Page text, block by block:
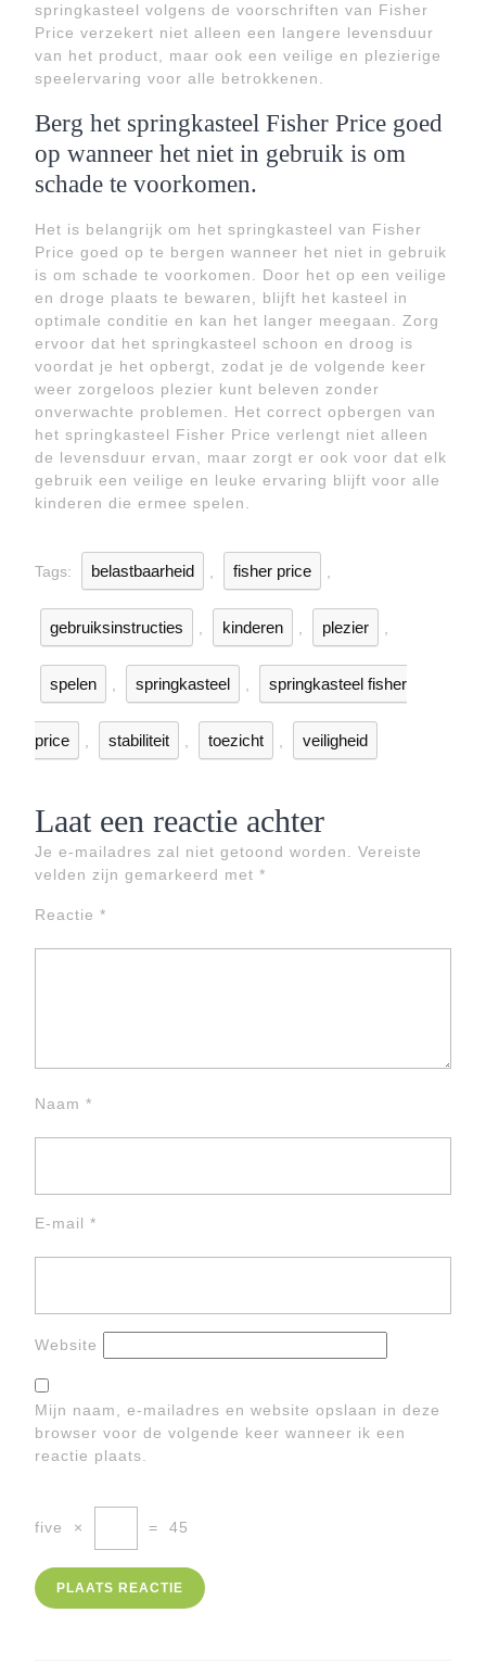
springkasteel volgens de voorschriften van Fisher
Price verzekert niet alleen een langere levensduur
van het product, maar ook een veilige en plezierige
speelervaring voor alle betrokkenen.
Berg het springkasteel Fisher Price goed
op wanneer het niet in gebruik is om
schade te voorkomen.
Het is belangrijk om het springkasteel van Fisher
Price goed op te bergen wanneer het niet in gebruik
is om schade te voorkomen. Door het op een veilige
en droge plaats te bewaren, blijft het kasteel in
optimale conditie en kan het langer meegaan. Zorg
ervoor dat het springkasteel schoon en droog is
voordat je het opbergt, zodat je de volgende keer
weer zorgeloos plezier kunt beleven zonder
onverwachte problemen. Het correct opbergen van
het springkasteel Fisher Price verlengt niet alleen
de levensduur ervan, maar zorgt er ook voor dat elk
gebruik een veilige en leuke ervaring blijft voor alle
kinderen die ermee spelen.
Tags: belastbaarheid fisher price
gebruiksinstructies kinderen plezier
spelen springkasteel springkasteel fisher
price stabiliteit toezicht veiligheid
Laat een reactie achter
Je e-mailadres zal niet getoond worden.
Vereiste
velden zijn gemarkeerd met *
Reactie *
Naam *
E-mail *
Website
Mijn naam, e-mailadres en website opslaan in deze
browser voor de volgende keer wanneer ik een
reactie plaats.
five × = 45